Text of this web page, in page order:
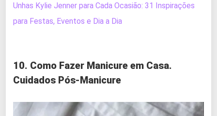
Unhas Kylie Jenner para Cada Ocasião: 31 Inspirações
para Festas, Eventos e Dia a Dia
10. Como Fazer Manicure em Casa.
Cuidados Pós-Manicure